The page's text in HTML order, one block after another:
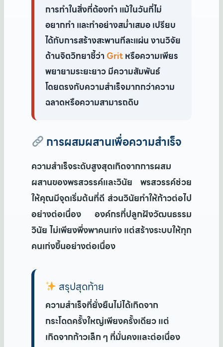
การทำในสิ่งที่ต้องทำ แม้ในวันที่ไม่
อยากทำ และทำอย่างสม่ำเสมอ เปรียบ
ได้กับการสร้างสะพานทีละแผ่น งานวิจัย
ด้านจิตวิทยาชี้ว่า Gritหรือความเพียร
พยายามระยะยาว มีความสัมพันธ์
โดยตรงกับความสำเร็จมากกว่าความ
ฉลาดหรือความสามารถดิบ
การผสมผสานเพื่อความสำเร็จ
ความสำเร็จระดับสูงสุดเกิดจากการผสม
ผสานของพรสวรรค์และวินัย พรสวรรค์ช่วย
ให้คุณมีจุดเริ่มต้นที่ดี ส่วนวินัยทำให้ก้าวต่อไป
อย่างต่อเนื่อง องค์กรที่ปลูกฝังวัฒนธรรม
วินัย ไม่เพียงพึ่งพาคนเก่ง แต่สร้างระบบให้ทุก
คนเก่งขึ้นอย่างต่อเนื่อง
สรุปสุดท้าย
ความสำเร็จที่ยั่งยืนไม่ได้เกิดจาก
กระโดดครั้งใหญ่เพียงครั้งเดียว แต่
เกิดจากก้าวเล็ก ๆ ที่มั่นคงและต่อเนื่อง